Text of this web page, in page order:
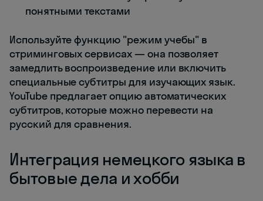
понятными текстами
Используйте функцию "режим учебы" в
стриминговых сервисах — она позволяет
замедлить воспроизведение или включить
специальные субтитры для изучающих язык.
YouTube предлагает опцию автоматических
субтитров, которые можно перевести на
русский для сравнения.
Интеграция немецкого языка в
бытовые дела и хобби